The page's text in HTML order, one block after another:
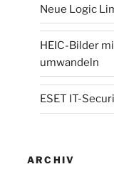
Neue Logic
HEIC-Bilder
umwandeln
ESET IT-
ARCHIV